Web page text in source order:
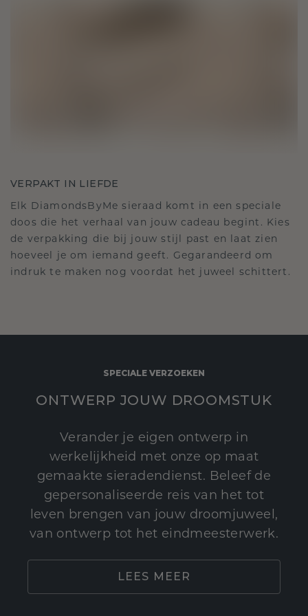
VERPAKT IN LIEFDE
Elk DiamondsByMe sieraad komt in een speciale
doos die het verhaal van jouw cadeau begint. Kies
de verpakking die bij jouw stijl past en laat zien
hoeveel je om iemand geeft. Gegarandeerd om
indruk te maken nog voordat het juweel schittert.
SPECIALE VERZOEKEN
ONTWERP JOUW DROOMSTUK
Verander je eigen ontwerp in
werkelijkheid met onze op maat
gemaakte sieradendienst. Beleef de
gepersonaliseerde reis van het tot
leven brengen van jouw droomjuweel,
van ontwerp tot het eindmeesterwerk.
LEES MEER